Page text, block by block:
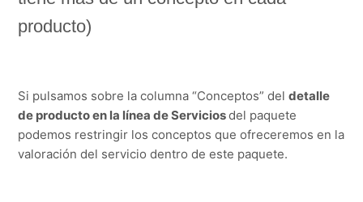
producto)
Si pulsamos sobre la columna “Conceptos” deldetalle
de producto en la línea de Serviciosdel paquete
podemos restringir los conceptos que ofreceremos en la
valoración del servicio dentro de este paquete.